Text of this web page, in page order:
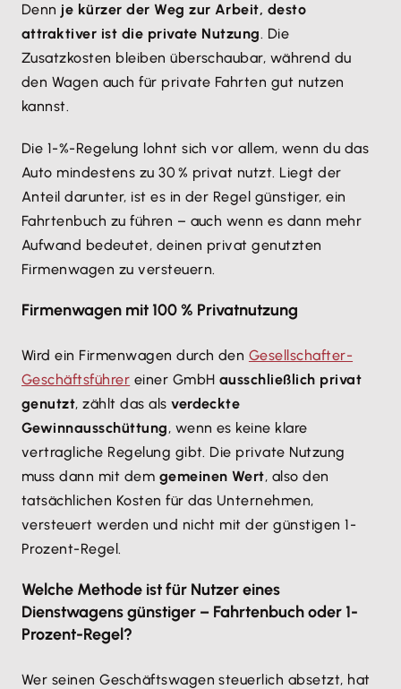
Denn je kürzer der Weg zur Arbeit, desto
attraktiver ist die private Nutzung. Die
Zusatzkosten bleiben überschaubar, während du
den Wagen auch für private Fahrten gut nutzen
kannst.
Die 1-%-Regelung lohnt sich vor allem, wenn du das
Auto mindestens zu 30 % privat nutzt. Liegt der
Anteil darunter, ist es in der Regel günstiger, ein
Fahrtenbuch zu führen – auch wenn es dann mehr
Aufwand bedeutet, deinen privat genutzten
Firmenwagen zu versteuern.
Firmenwagen mit 100 % Privatnutzung
Wird ein Firmenwagen durch den Gesellschafter-
Geschäftsführer einer GmbH ausschließlich privat
genutzt, zählt das alsverdeckte
Gewinnausschüttung, wenn es keine klare
vertragliche Regelung gibt. Die private Nutzung
muss dann mit dem gemeinen Wert, also den
tatsächlichen Kosten für das Unternehmen,
versteuert werden und nicht mit der günstigen 1-
Prozent-Regel.
Welche Methode ist für Nutzer eines
Dienstwagens günstiger – Fahrtenbuch oder 1-
Prozent-Regel?
Wer seinen Geschäftswagen steuerlich absetzt, hat